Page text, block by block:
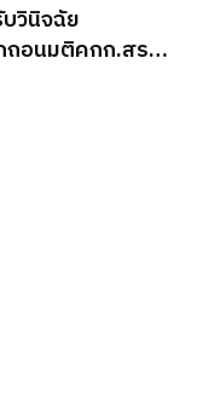
วินิจฉัย
อนมติคกก.สรร